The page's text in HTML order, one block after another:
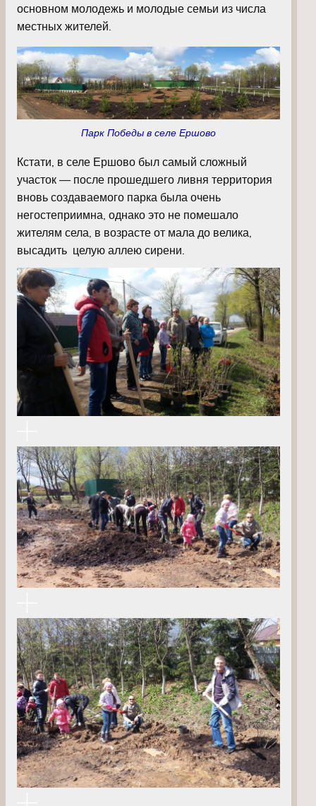
основном молодежь и молодые семьи из числа
местных жителей.
Парк Победы в селе Ершово
Кстати, в селе Ершово был самый сложный
участок — после прошедшего ливня территория
вновь создаваемого парка была очень
негостеприимна, однако это не помешало
жителям села, в возрасте от мала до велика,
высадить целую аллею сирени.